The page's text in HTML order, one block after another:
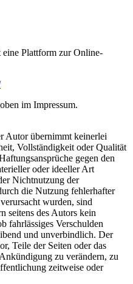
Plattform zur Online-
im Impressum.
Autor übernimmt keinerlei
Vollständigkeit oder Qualität
gegen den
oder ideeller Art
Nichtnutzung der
die Nutzung fehlerhafter
wurden, sind
seitens des Autors kein
fahrlässiges Verschulden
und unverbindlich. Der
Teile der Seiten oder das
zu verändern, zu
zeitweise oder